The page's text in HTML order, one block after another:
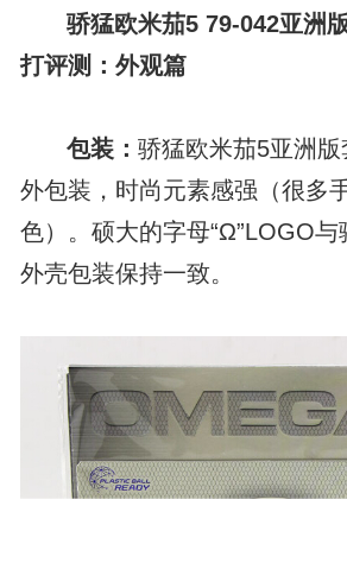
骄猛欧米茄5 79-042亚洲
打评测：外观篇
包装：骄猛欧米茄5亚洲
外包装，时尚元素感强（很多
色）。硕大的字母“Ω”LOGO
外壳包装保持一致。